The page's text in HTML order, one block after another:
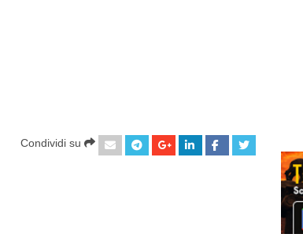
Condividi su